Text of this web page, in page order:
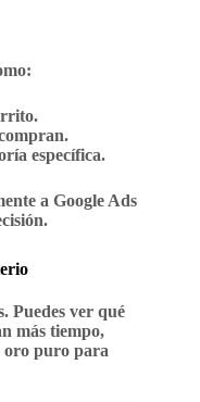
específica.
a Google Ads
.
Puedes ver qué
más tiempo,
oro puro para